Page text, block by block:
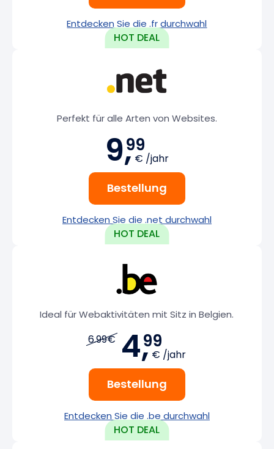
Entdecken Sie die .fr durchwahl
Perfekt für alle Arten von Websites.
9,99
€ /jahr
Bestellung
Entdecken Sie die .net durchwahl
Ideal für Webaktivitäten mit Sitz in Belgien.
6.99€ 4,99
€ /jahr
Bestellung
Entdecken Sie die .be durchwahl